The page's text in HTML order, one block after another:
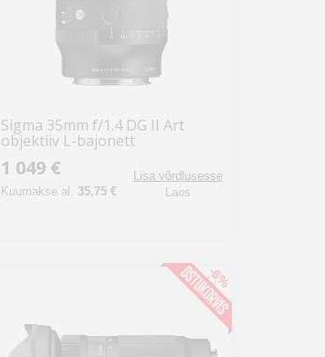
Sigma 35mm f/1.4 DG II Art
objektiiv L-bajonett
1 049 €
Kuumakse al. 35,75 €
Lisa võrdlusesse
Laos
-6%